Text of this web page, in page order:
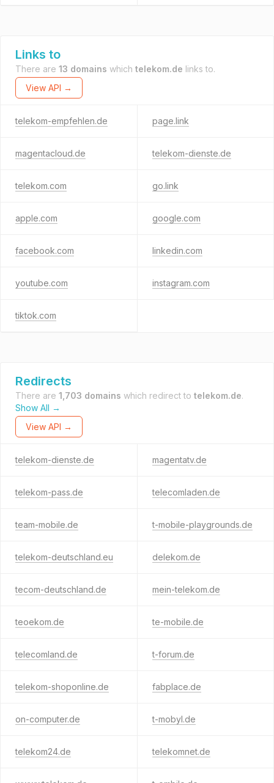
Links to
There are 13 domains which telekom.de links to.
View API →
telekom-empfehlen.de page.link
magentacloud.de telekom-dienste.de
telekom.com go.link
apple.com google.com
facebook.com linkedin.com
youtube.com instagram.com
tiktok.com
Redirects
There are 1,703 domains which redirect to telekom.de.
Show All →
View API →
telekom-dienste.de magentatv.de
telekom-pass.de telecomladen.de
team-mobile.de t-mobile-playgrounds.de
telekom-deutschland.eu delekom.de
tecom-deutschland.de mein-telekom.de
teoekom.de te-mobile.de
telecomland.de t-forum.de
telekom-shoponline.de fabplace.de
on-computer.de t-mobyl.de
telekom24.de telekomnet.de